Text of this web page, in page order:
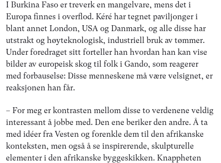
I Burkina Faso er treverk en mangelvare, mens det i
Europa finnes i overflod. Kéré har tegnet paviljonger i
blant annet London, USA og Danmark, og alle disse har
utstrakt og høyteknologisk, industriell bruk av tømmer.
Under foredraget sitt forteller han hvordan han kan vise
bilder av europeisk skog til folk i Gando, som reagerer
med forbauselse: Disse menneskene må være velsignet, er
reaksjonen han får.
– For meg er kontrasten mellom disse to verdenene veldig
interessant å jobbe med. Den ene beriker den andre. Å ta
med idéer fra Vesten og forenkle dem til den afrikanske
konteksten, men også å se inspirerende, skulpturelle
elementer i den afrikanske byggeskikken. Knappheten